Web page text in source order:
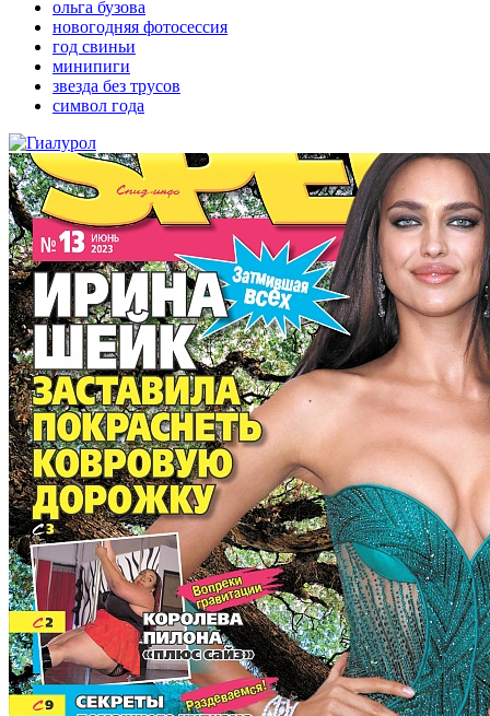
ольга бузова
новогодняя фотосессия
год свиньи
минипиги
звезда без трусов
символ года